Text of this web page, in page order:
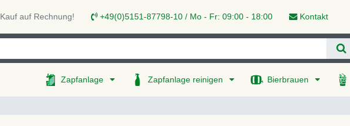
Kauf auf Rechnung! +49(0)5151-87798-10 / Mo - Fr: 09:00 - 18:00 Kontakt
Zapfanlage Zapfanlage reinigen Bierbrauen